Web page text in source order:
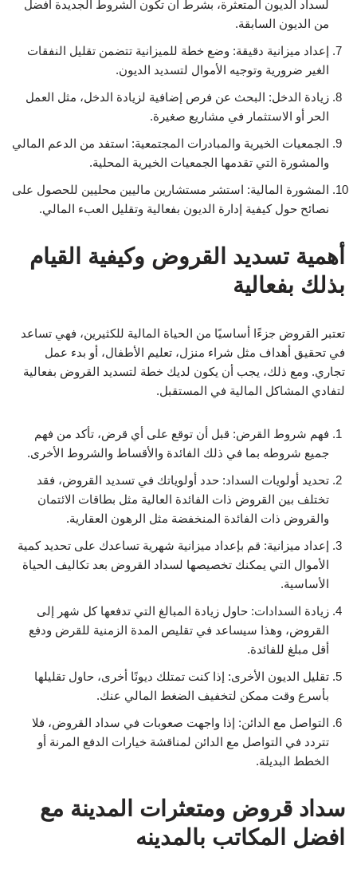
لسداد الديون المتعثرة، بشرط أن تكون الشروط الجديدة أفضل
من الديون السابقة.
إعداد ميزانية دقيقة: وضع خطة للميزانية تتضمن تقليل النفقات
الغير ضرورية وتوجيه الأموال لتسديد الديون.
زيادة الدخل: البحث عن فرص إضافية لزيادة الدخل، مثل العمل
الحر أو الاستثمار في مشاريع صغيرة.
الجمعيات الخيرية والمبادرات المجتمعية: استفد من الدعم المالي
والمشورة التي تقدمها الجمعيات الخيرية المحلية.
المشورة المالية: استشر مستشارين ماليين محليين للحصول على
نصائح حول كيفية إدارة الديون بفعالية وتقليل العبء المالي.
أهمية تسديد القروض وكيفية القيام
بذلك بفعالية
تعتبر القروض جزءًا أساسيًا من الحياة المالية للكثيرين، فهي تساعد
في تحقيق أهداف مثل شراء منزل، تعليم الأطفال، أو بدء عمل
تجاري. ومع ذلك، يجب أن يكون لديك خطة لتسديد القروض بفعالية
لتفادي المشاكل المالية في المستقبل.
فهم شروط القرض: قبل أن توقع على أي قرض، تأكد من فهم
جميع شروطه بما في ذلك الفائدة والأقساط والشروط الأخرى.
تحديد أولويات السداد: حدد أولوياتك في تسديد القروض، فقد
تختلف بين القروض ذات الفائدة العالية مثل بطاقات الائتمان
والقروض ذات الفائدة المنخفضة مثل الرهون العقارية.
إعداد ميزانية: قم بإعداد ميزانية شهرية تساعدك على تحديد كمية
الأموال التي يمكنك تخصيصها لسداد القروض بعد تكاليف الحياة
الأساسية.
زيادة السدادات: حاول زيادة المبالغ التي تدفعها كل شهر إلى
القروض، وهذا سيساعد في تقليص المدة الزمنية للقرض ودفع
أقل مبلغ للفائدة.
تقليل الديون الأخرى: إذا كنت تمتلك ديونًا أخرى، حاول تقليلها
بأسرع وقت ممكن لتخفيف الضغط المالي عنك.
التواصل مع الدائن: إذا واجهت صعوبات في سداد القروض، فلا
تتردد في التواصل مع الدائن لمناقشة خيارات الدفع المرنة أو
الخطط البديلة.
سداد قروض ومتعثرات المدينة مع
افضل المكاتب بالمدينه